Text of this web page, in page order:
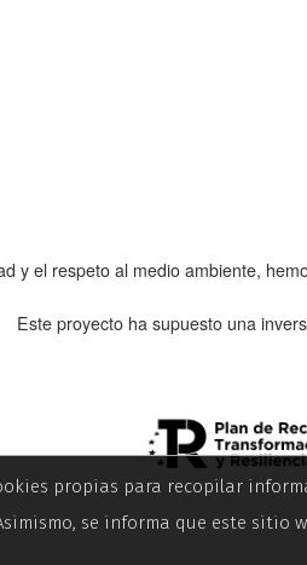
y el respeto al medio ambiente,
Este proyecto ha supuesto una
propias para recopilar
se informa que este sitio